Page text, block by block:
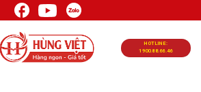
HOTLINE:
1900.88.66.46